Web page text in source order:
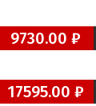
9730.00 ₽
17595.00 ₽